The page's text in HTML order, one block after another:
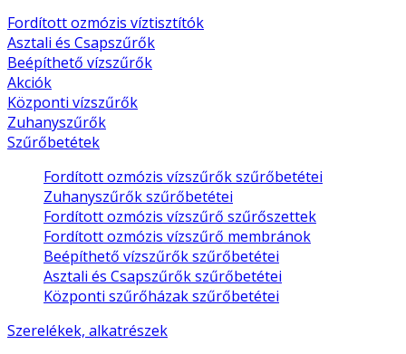
Fordított ozmózis víztisztítók
Asztali és Csapszűrők
Beépíthető vízszűrők
Akciók
Központi vízszűrők
Zuhanyszűrők
Szűrőbetétek
Fordított ozmózis vízszűrők szűrőbetétei
Zuhanyszűrők szűrőbetétei
Fordított ozmózis vízszűrő szűrőszettek
Fordított ozmózis vízszűrő membránok
Beépíthető vízszűrők szűrőbetétei
Asztali és Csapszűrők szűrőbetétei
Központi szűrőházak szűrőbetétei
Szerelékek, alkatrészek